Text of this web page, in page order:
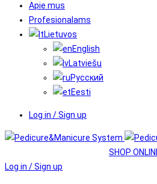
Apie mus
Profesionalams
Lietuvos
English
Latviešu
Русский
Eesti
Log in / Sign up
SHOP
Log in / Sign up